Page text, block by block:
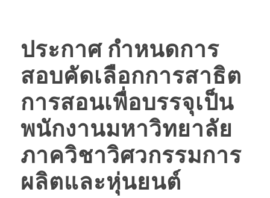
ประกาศ กำหนดการ
สอบคัดเลือกการสาธิต
การสอนเพื่อบรรจุเป็น
พนักงานมหาวิทยาลัย
ภาควิชาวิศวกรรมการ
ผลิตและหุ่นยนต์